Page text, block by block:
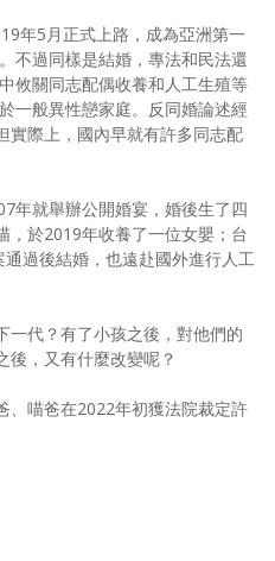
年5月正式上路，成為亞洲第一
不過同樣是結婚，專法和民法還
攸關同志配偶收養和人工生殖等
一般異性戀家庭。反同婚論述經
實際上，國內早就有許多同志配
年就舉辦公開婚宴，婚後生了四
，於2019年收養了一位女嬰；台
過後結婚，也遠赴國外進行人工
一代？有了小孩之後，對他們的
後，又有什麼改變呢？
、喵爸在2022年初獲法院裁定許